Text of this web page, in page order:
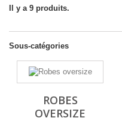
Il y a 9 produits.
Sous-catégories
ROBES
OVERSIZE